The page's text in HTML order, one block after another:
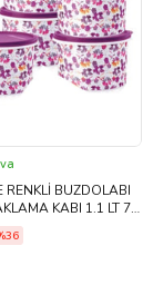
RENKLİ BUZDOLABI
KABI 1.1 LT 7Lİ